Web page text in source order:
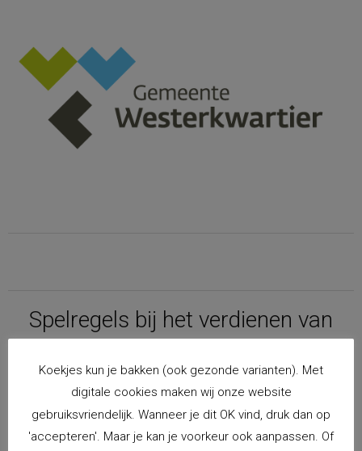
Spelregels bij het verdienen van
Na het downloaden van de FitGaaf!-app maakt de
ouder/verzorger een hoofdaccount aan. Onder dit
hoofdaccount kunnen vervolgens voor meerdere kinderen
Koekjes kun je bakken (ook gezonde varianten). Met
digitale cookies maken wij onze website
gebruiksvriendelijk. Wanneer je dit OK vind, druk dan op
'accepteren'. Maar je kan je voorkeur ook aanpassen. Of